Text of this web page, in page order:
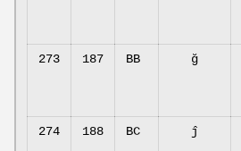
273 187 BB ğ
274 188 BC ĵ